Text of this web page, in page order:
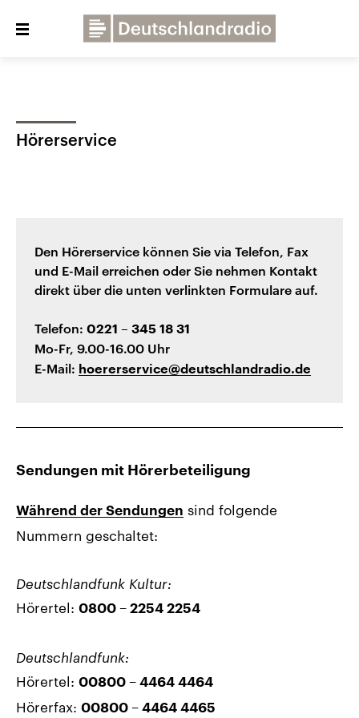
Close
Dialog und Kontakt
Hörerservice
Den Hörerservice können Sie via Telefon, Fax
und E-Mail erreichen oder Sie nehmen Kontakt
direkt über die unten verlinkten Formulare auf.
Telefon: 0221 – 345 18 31
Mo-Fr, 9.00-16.00 Uhr
E-Mail: hoererservice@deutschlandradio.de
Sendungen mit Hörerbeteiligung
Während der Sendungen sind folgende
Nummern geschaltet:
Deutschlandfunk Kultur:
Hörertel: 0800 – 2254 2254
Deutschlandfunk:
Hörertel: 00800 – 4464 4464
Hörerfax: 00800 – 4464 4465